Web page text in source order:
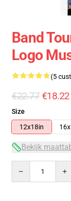
Band
Logo
(5
€22.77 €18.22
Size
12x18in
Bekijk